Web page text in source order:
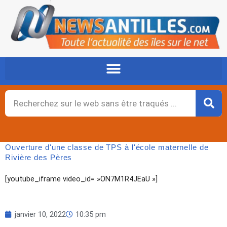
contenu
Rechercher
Ouverture d'une classe de TPS à l'école maternelle de
Rivière des Pères
[youtube_iframe video_id= »ON7M1R4JEaU »]
janvier 10, 2022 10:35 pm